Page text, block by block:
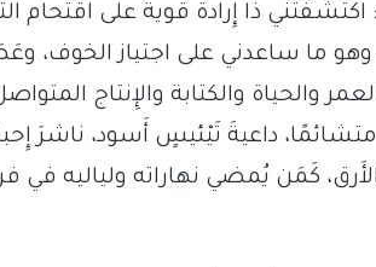
اكتَشَفْتُني ذا إِرادة قوية على اقتحام
وهو ما ساعدني على اجتياز الخوف،
والحياة والكتابة والإِنتاج
داعيةَ تَيْئيسٍ أَسود، ناشرَ
كَمَن يُمضي نهاراته ولياليه في